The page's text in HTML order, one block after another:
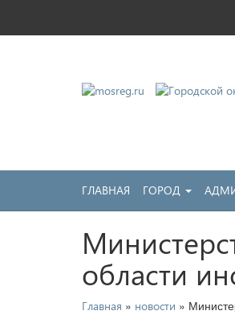
ГЛАВНАЯ ГОРОД
области
Главная » новости »